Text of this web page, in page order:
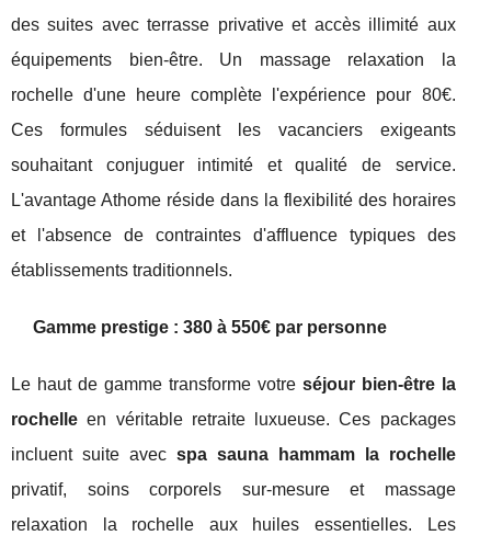
des suites avec terrasse privative et accès illimité aux
équipements bien-être. Un massage relaxation la
rochelle d'une heure complète l'expérience pour 80€.
Ces formules séduisent les vacanciers exigeants
souhaitant conjuguer intimité et qualité de service.
L'avantage Athome réside dans la flexibilité des horaires
et l'absence de contraintes d'affluence typiques des
établissements traditionnels.
Gamme prestige : 380 à 550€ par personne
Le haut de gamme transforme votre séjour bien-être la
rochelle en véritable retraite luxueuse. Ces packages
incluent suite avec spa sauna hammam la rochelle
privatif, soins corporels sur-mesure et massage
relaxation la rochelle aux huiles essentielles. Les